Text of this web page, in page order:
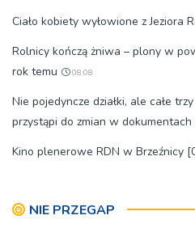
Ciało kobiety wyłowione z Jeziora
Rolnicy kończą żniwa – plony w
rok temu
08:08
Nie pojedyncze działki, ale całe
przystąpi do zmian w
Kino plenerowe RDN w Brzeźnicy
NIE PRZEGAP